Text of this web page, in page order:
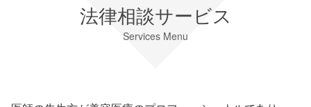
法律相談サービス
Services Menu